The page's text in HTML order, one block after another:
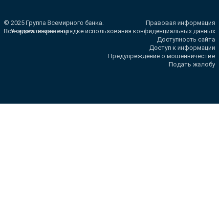
© 2025 Группа Всемирного банка.
Все права сохранены.
Правовая информация
Уведомление о порядке использования конфиденциальных данных
Доступность сайта
Доступ к информации
Предупреждение о мошенничестве
Подать жалобу